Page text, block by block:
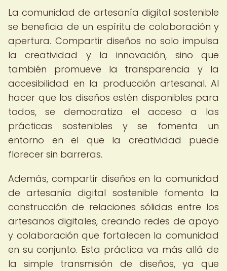
La comunidad de artesanía digital sostenible
se beneficia de un espíritu de colaboración y
apertura. Compartir diseños no solo impulsa
la creatividad y la innovación, sino que
también promueve la transparencia y la
accesibilidad en la producción artesanal. Al
hacer que los diseños estén disponibles para
todos, se democratiza el acceso a las
prácticas sostenibles y se fomenta un
entorno en el que la creatividad puede
florecer sin barreras.
Además, compartir diseños en la comunidad
de artesanía digital sostenible fomenta la
construcción de relaciones sólidas entre los
artesanos digitales, creando redes de apoyo
y colaboración que fortalecen la comunidad
en su conjunto. Esta práctica va más allá de
la simple transmisión de diseños, ya que